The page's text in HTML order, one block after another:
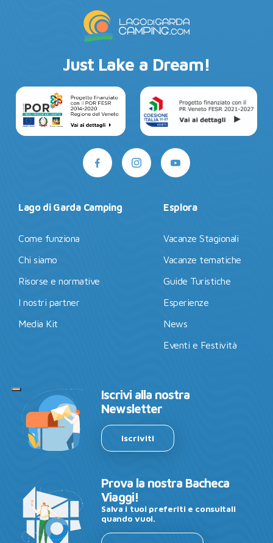
Just Lake a Dream!
Lago di Garda Camping
Come funziona
Chi siamo
Risorse e normative
I nostri partner
Media Kit
Esplora
Vacanze Stagionali
Vacanze tematiche
Guide Turistiche
Esperienze
News
Eventi e Festività
Iscrivi alla nostra
Newsletter
Iscriviti
Prova la nostra Bacheca
Viaggi!
Salva i tuoi preferiti e consultali
quando vuoi.